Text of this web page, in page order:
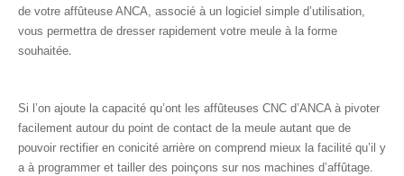
de votre affûteuse ANCA, associé à un logiciel simple d’utilisation,
vous permettra de dresser rapidement votre meule à la forme
souhaitée.
Si l’on ajoute la capacité qu’ont les affûteuses CNC d’ANCA à pivoter
facilement autour du point de contact de la meule autant que de
pouvoir rectifier en conicité arrière on comprend mieux la facilité qu’il y
a à programmer et tailler des poinçons sur nos machines d’affûtage.